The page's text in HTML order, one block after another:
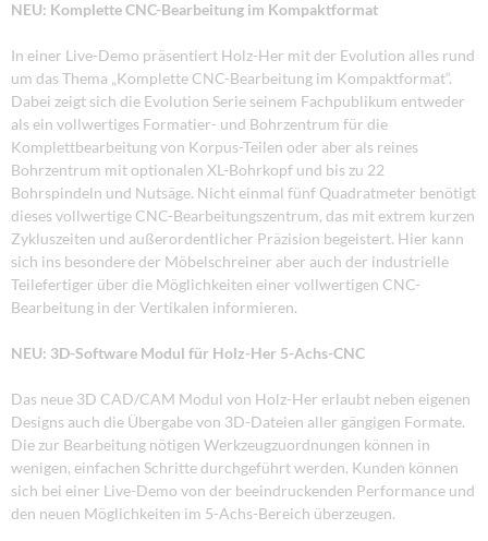
NEU: Komplette CNC-Bearbeitung im Kompaktformat
In einer Live-Demo präsentiert Holz-Her mit der Evolution alles rund
um das Thema „Komplette CNC-Bearbeitung im Kompaktformat“.
Dabei zeigt sich die Evolution Serie seinem Fachpublikum entweder
als ein vollwertiges Formatier- und Bohrzentrum für die
Komplettbearbeitung von Korpus-Teilen oder aber als reines
Bohrzentrum mit optionalen XL-Bohrkopf und bis zu 22
Bohrspindeln und Nutsäge. Nicht einmal fünf Quadratmeter benötigt
dieses vollwertige CNC-Bearbeitungszentrum, das mit extrem kurzen
Zykluszeiten und außerordentlicher Präzision begeistert. Hier kann
sich ins besondere der Möbelschreiner aber auch der industrielle
Teilefertiger über die Möglichkeiten einer vollwertigen CNC-
Bearbeitung in der Vertikalen informieren.
NEU: 3D-Software Modul für Holz-Her 5-Achs-CNC
Das neue 3D CAD/CAM Modul von Holz-Her erlaubt neben eigenen
Designs auch die Übergabe von 3D-Dateien aller gängigen Formate.
Die zur Bearbeitung nötigen Werkzeugzuordnungen können in
wenigen, einfachen Schritte durchgeführt werden. Kunden können
sich bei einer Live-Demo von der beeindruckenden Performance und
den neuen Möglichkeiten im 5-Achs-Bereich überzeugen.